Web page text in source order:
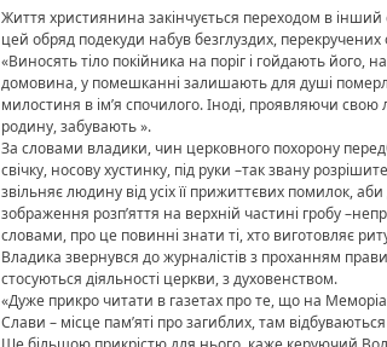
Життя християнина закінчується переходом в
цей обряд подекуди набув безглуздих,
«Виносять тіло покійника на поріг і гойдають його,
домовина, у помешканні залишають для душі
милостиня в ім’я спочилого. Іноді, проявляючи
родину, забувають ».
За словами владики, чин церковного похорону
свічку, носову хустинку, під руки –так звану
звільняє людину від усіх її прижиттєвих помилок,
зображення розп’яття на верхній частині гробу
словами, про це повинні знати ті, хто виготовляє
Владика звернувся до журналістів з проханням
стосуються діяльності церкви, з духовенством.
«Дуже прикро читати в газетах про те, що на
Слави – місце пам’яті про загиблих, там